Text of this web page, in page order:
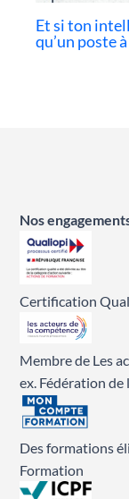
Et si ton
qu’un poste
Nos
Certification
Membre de Les
ex. Fédération
Des formations
Formation